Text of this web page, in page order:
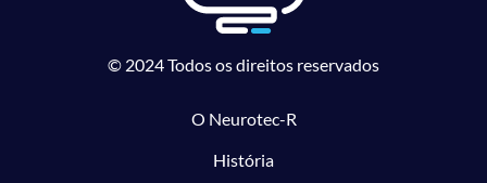
© 2024 Todos os direitos reservados
O Neurotec-R
História